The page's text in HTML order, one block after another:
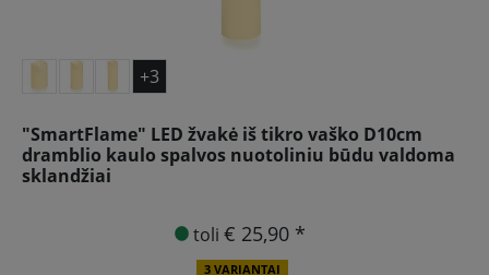
+3
"SmartFlame" LED žvakė iš tikro vaško D10cm
dramblio kaulo spalvos nuotoliniu būdu valdoma
sklandžiai
toli€ 25,90 *
3 VARIANTAI